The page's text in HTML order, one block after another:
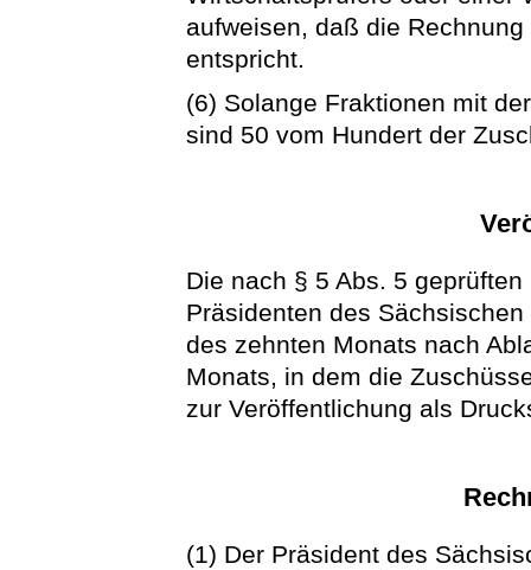
aufweisen, daß die
entspricht.
(6) Solange Fraktionen mit
sind 50 vom Hundert der
Die nach § 5 Abs. 5
Präsidenten des
des zehnten Monats nach
Monats, in dem die
zur Veröffentlichung als
(1) Der Präsident des